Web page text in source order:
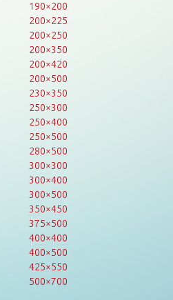
190×200
200×225
200×250
200×350
200×420
200×500
230×350
250×300
250×400
250×500
280×500
300×300
300×400
300×500
350×450
375×500
400×400
400×500
425×550
500×700